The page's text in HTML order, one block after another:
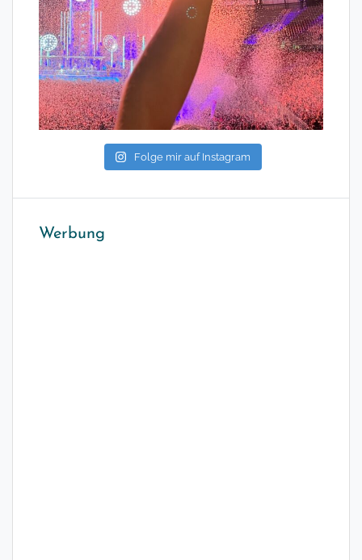
Folge mir auf Instagram
Werbung